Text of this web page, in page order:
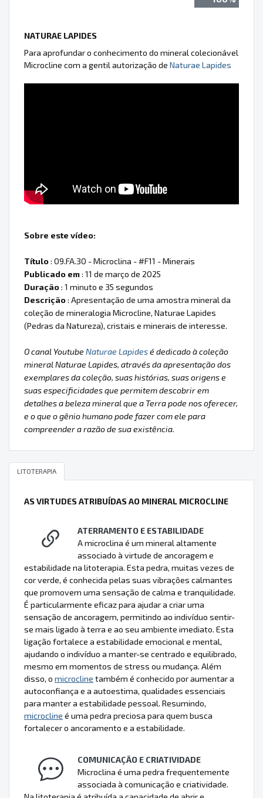
NATURAE LAPIDES
Para aprofundar o conhecimento do mineral colecionável
Microcline com a gentil autorização de Naturae Lapides
Sobre este vídeo:
Título: 09.FA.30 - Microclina - #F11 - Minerais
Publicado em: 11 de março de 2025
Duração: 1 minuto e 35 segundos
Descrição: Apresentação de uma amostra mineral da
coleção de mineralogia Microcline, Naturae Lapides
(Pedras da Natureza), cristais e minerais de interesse.
O canal Youtube Naturae Lapidesé dedicado à coleção
mineral Naturae Lapides, através da apresentação dos
exemplares da coleção, suas histórias, suas origens e
suas especificidades que permitem descobrir em
detalhes a beleza mineral que a Terra pode nos oferecer,
e o que o gênio humano pode fazer com ele para
compreender a razão de sua existência.
LITOTERAPIA
AS VIRTUDES ATRIBUÍDAS AO MINERAL MICROCLINE
ATERRAMENTO E ESTABILIDADE
A microclina é um mineral altamente
associado à virtude de ancoragem e
estabilidade na litoterapia. Esta pedra, muitas vezes de
cor verde, é conhecida pelas suas vibrações calmantes
que promovem uma sensação de calma e tranquilidade.
É particularmente eficaz para ajudar a criar uma
sensação de ancoragem, permitindo ao indivíduo sentir-
se mais ligado à terra e ao seu ambiente imediato. Esta
ligação fortalece a estabilidade emocional e mental,
ajudando o indivíduo a manter-se centrado e equilibrado,
mesmo em momentos de stress ou mudança. Além
disso, o microcline também é conhecido por aumentar a
autoconfiança e a autoestima, qualidades essenciais
para manter a estabilidade pessoal. Resumindo,
microcline é uma pedra preciosa para quem busca
fortalecer o ancoramento e a estabilidade.
COMUNICAÇÃO E CRIATIVIDADE
Microclina é uma pedra frequentemente
associada à comunicação e criatividade.